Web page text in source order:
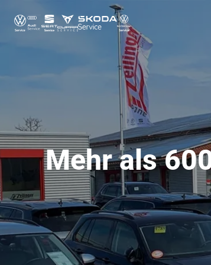
Mehr als